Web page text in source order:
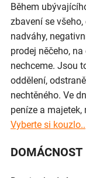
Během
zbavení se
nadváhy,
prodej něčeho,
nechceme. Jsou
oddělení,
nechtěného. Ve
peníze a
Vyberte si kouzlo..
DOMÁCNOST